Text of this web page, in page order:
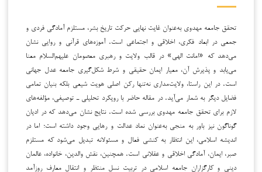
تحقق جامعه مهدوی به‌عنوان غایت نهایی حرکت تاریخ بشر، مستلزم آمادگی فردی و
جمعی در ابعاد فکری، اخلاقی و اجتماعی است. آموزه‌های قرآنی و روایی نشان
می‌دهد که «امانت الهی» در قالب ولایت و رهبری معصومان علیهم‌السلام معنا
می‌یابد و پذیرش آن، معیار ایمان حقیقی و شرط شکل‌گیری جامعه عدل جهانی
است. در این راستا، ولایت‌مداری نه‌تنها رکن اصلی هویت شیعی بلکه بنیان تمامی
فضایل دیگر به شمار می‌آید. در مقاله حاضر با رویکرد تحلیلی ـ توصیفی، مؤلفه‌های
لازم برای تحقق جامعه مهدوی بررسی شده است. نتایج نشان می‌دهد که در ادیان
گوناگون نیز باور به منجی به‌عنوان نماد عدالت و رهایی وجود داشته است؛ اما در
اندیشه اسلامی، این انتظار به کنشی فعال و مسئولانه تبدیل می‌شود که مستلزم
صبر، ایمان، آمادگی اخلاقی و عقلانی است. همچنین، نقش والدین، خانواده، عالمان
دینی و کارگزاران جامعه اسلامی در تربیت نسل منتظر و انتقال معارف روزآمد